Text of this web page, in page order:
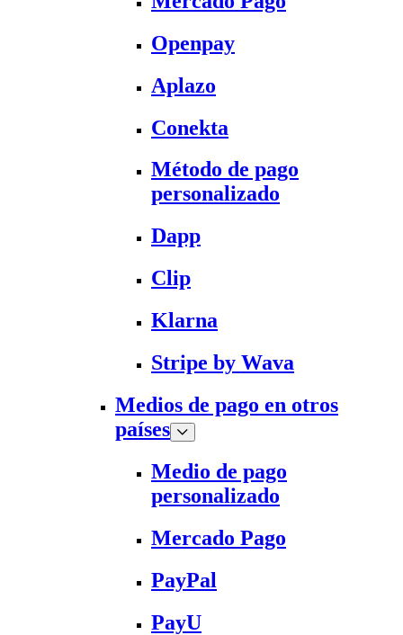
Openpay
Aplazo
Conekta
Método de pago
personalizado
Dapp
Clip
Klarna
Stripe by Wava
Medios de pago en otros
países
Medio de pago
personalizado
Mercado Pago
PayPal
PayU